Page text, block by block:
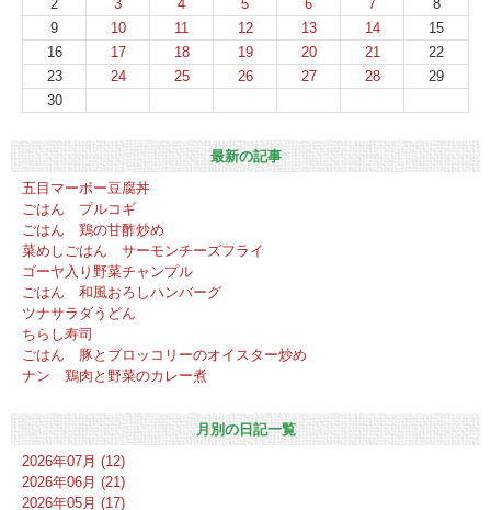
2
3 4 5 6 7
8
9
10 11 12 13 14
15
16
17 18 19 20 21
22
23
24 25 26 27 28
29
30
最新の記事
五目マーボー豆腐丼
ごはん プルコギ
ごはん 鶏の甘酢炒め
菜めしごはん サーモンチーズフライ
ゴーヤ入り野菜チャンプル
ごはん 和風おろしハンバーグ
ツナサラダうどん
ちらし寿司
ごはん 豚とブロッコリーのオイスター炒め
ナン 鶏肉と野菜のカレー煮
月別の日記一覧
2026年07月 (12)
2026年06月 (21)
2026年05月 (17)